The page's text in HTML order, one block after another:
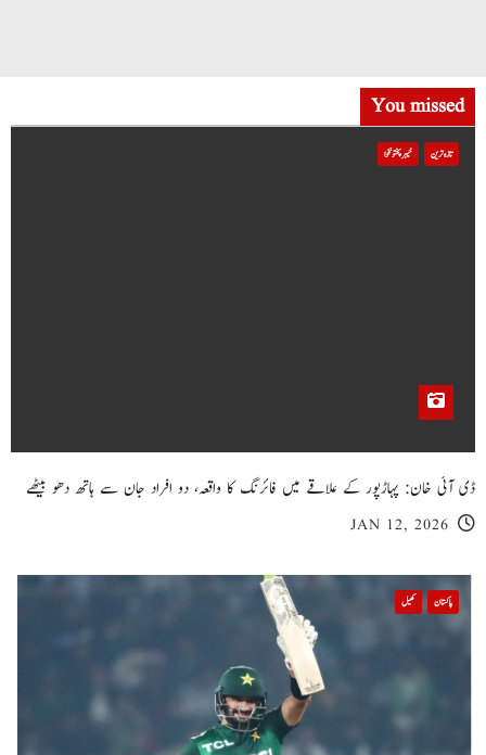
You missed
تازہ ترین خیبر پختونخوا
ڈی آئی خان: پہاڑپور کے علاقے میں فائرنگ کا واقعہ، دو افراد جان سے ہاتھ دھو بیٹھے
JAN 12, 2026
پاکستان کھیل